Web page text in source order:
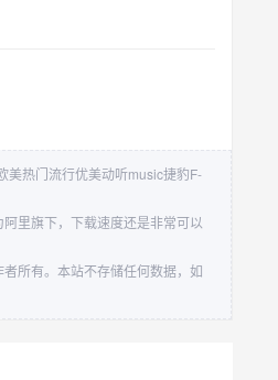
美热门流行优美动听music捷豹F-
里旗下，下载速度还是非常可以
所有。本站不存储任何数据，如